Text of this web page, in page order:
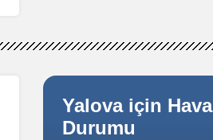
Yalova için Hava
Durumu